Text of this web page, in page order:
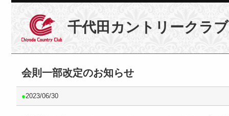
千代田カントリークラブ
会則一部改定のお知らせ
●2023/06/30